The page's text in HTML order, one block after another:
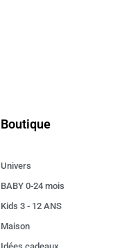
Boutique
Univers
BABY 0-24 mois
Kids 3 - 12 ANS
Maison